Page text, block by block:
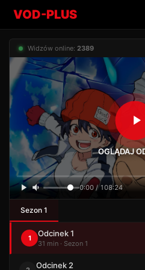
VOD-PLUS
Widzów online: 2389
OGLĄDAJ
0:00 / 108:24
Sezon 1
1 Odcinek 1
31 min · Sezon 1
Odcinek 2